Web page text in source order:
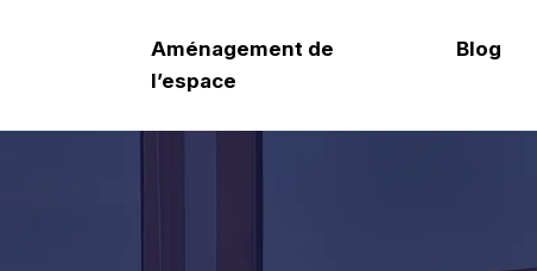
Aménagement de
l’espace
Blog